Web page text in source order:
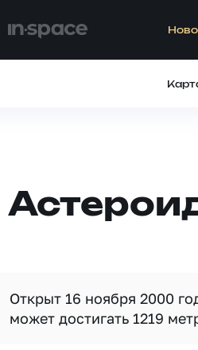
Открыт 16 ноября 2000
может достигать 1219